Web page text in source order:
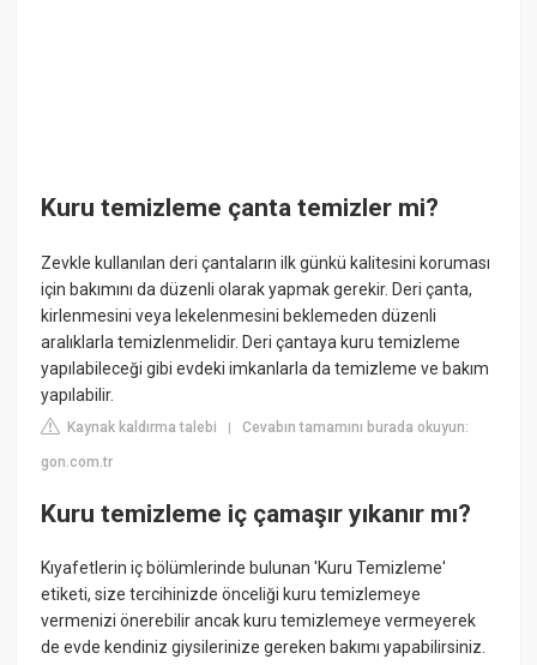
Kuru temizleme çanta temizler mi?
Zevkle kullanılan deri çantaların ilk günkü kalitesini koruması
için bakımını da düzenli olarak yapmak gerekir. Deri çanta,
kirlenmesini veya lekelenmesini beklemeden düzenli
aralıklarla temizlenmelidir. Deri çantaya kuru temizleme
yapılabileceği gibi evdeki imkanlarla da temizleme ve bakım
yapılabilir.
Kaynak kaldırma talebi |Cevabın tamamını burada okuyun:
gon.com.tr
Kuru temizleme iç çamaşır yıkanır mı?
Kıyafetlerin iç bölümlerinde bulunan 'Kuru Temizleme'
etiketi, size tercihinizde önceliği kuru temizlemeye
vermenizi önerebilir ancak kuru temizlemeye vermeyerek
de evde kendiniz giysilerinize gereken bakımı yapabilirsiniz.